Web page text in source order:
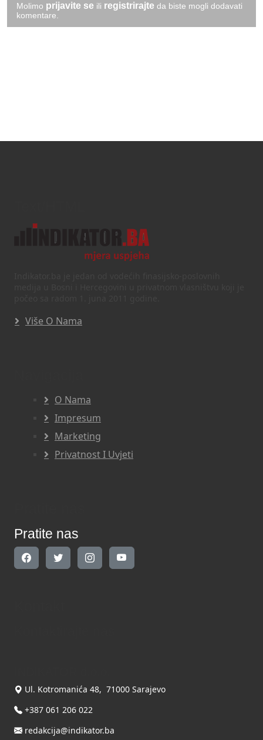
Molimo prijavite se ili registrirajte da biste mogli dodavati
komentare.
Više O Nama
O Nama
Impresum
Marketing
Privatnost I Uvjeti
Pratite nas
Ul. Kotromanića 48, 71000 Sarajevo
+387 061 206 022
redakcija@indikator.ba